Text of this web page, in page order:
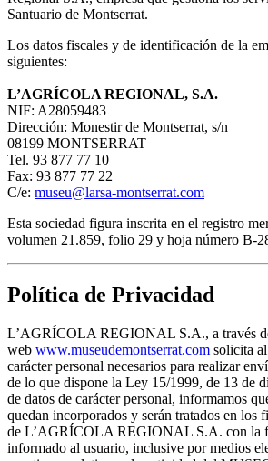
Santuario de Montserrat.
Los datos fiscales y de identificación de la
siguientes:
L’AGRÍCOLA REGIONAL, S.A.
NIF: A28059483
Dirección: Monestir de Montserrat, s/n
08199 MONTSERRAT
Tel. 93 877 77 10
Fax: 93 877 77 22
C/e: museu@larsa-montserrat.com
Esta sociedad figura inscrita en el registro
volumen 21.859, folio 29 y hoja número B-
Política de Privacidad
L’AGRÍCOLA REGIONAL S.A., a través
web www.museudemontserrat.com solicita
carácter personal necesarios para realizar
de lo que dispone la Ley 15/1999, de 13 de
de datos de carácter personal, informamos
quedan incorporados y serán tratados en los
de L’AGRÍCOLA REGIONAL S.A. con la
informado al usuario, inclusive por medios